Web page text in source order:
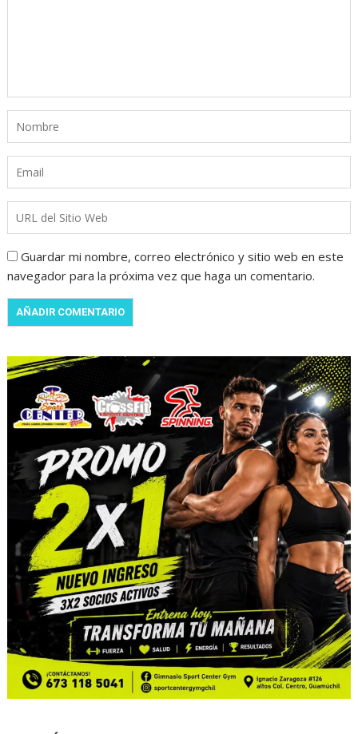
Guardar mi nombre, correo electrónico y sitio web en este
navegador para la próxima vez que haga un comentario.